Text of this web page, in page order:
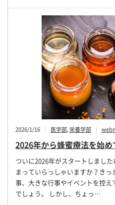
2026/1/16 医学部,栄養学部
2026年から蜂蜜療法を始め
ついに2026年がスタートしまし
まっていらっしゃいますか？き
事、大きな行事やイベントを控
でしょう。 しかし、ちょっ…